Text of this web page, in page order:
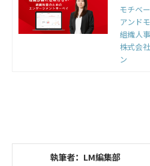
ンク
モチベ
アンド
組織人
ウをも
善クラ
株式会
ン
執筆者：LM編集部